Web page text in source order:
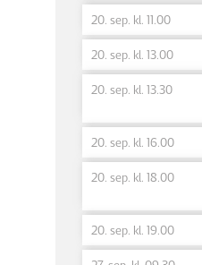
20. sep. kl. 11.00
20. sep. kl. 13.00
20. sep. kl. 13.30
20. sep. kl. 16.00
20. sep. kl. 18.00
20. sep. kl. 19.00